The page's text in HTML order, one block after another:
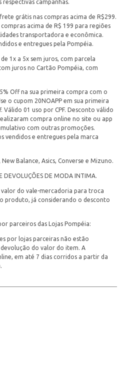
respectivas campanhas.
frete grátis nas compras acima de R$299.
acima de R$ 199 para regiões
transportadora e econômica.
e entregues pela Pompéia.
1x a 5x sem juros, com parcela
juros no Cartão Pompéia, com
Off na sua primeira compra com o
o cupom 20NOAPP em sua primeira
Válido 01 uso por CPF. Desconto válido
compra online no site ou app
com outras promoções.
vendidos e entregues pela marca
New Balance, Asics, Converse e Mizuno.
DEVOLUÇÕES DE MODA INTIMA.
valor do vale-mercadoria para troca
produto, já considerando o desconto
parceiros das Lojas Pompéia:
por lojas parceiras não estão
do valor do item. A
em até 7 dias corridos a partir da